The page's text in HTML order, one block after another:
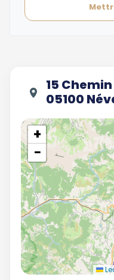
15
05100
+
−